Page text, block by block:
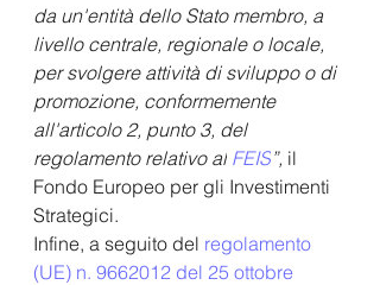
da un'entità dello Stato membro, a
livello centrale, regionale o locale,
per svolgere attività di sviluppo o di
promozione, conformemente
all'articolo 2, punto 3, del
regolamento relativo al FEIS”, il
Fondo Europeo per gli Investimenti
Strategici.
Infine, a seguito del regolamento
(UE) n. 9662012 del 25 ottobre